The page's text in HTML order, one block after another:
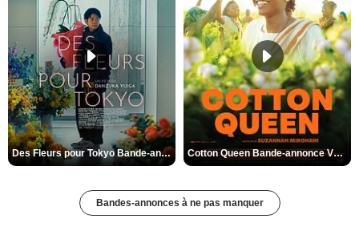
Des Fleurs pour Tokyo Bande-annonce VO STFR Cotton Queen Bande-annonce VO STFR
Bandes-annonces à ne pas manquer